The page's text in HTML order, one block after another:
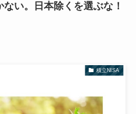
い。日本除くを選ぶな！
積立NISA